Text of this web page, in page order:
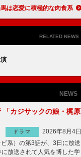
春馬は恋愛に積極的な肉食系？
RELATED NEWS
NEWS
「カジサックの娘・梶原
ドラマ
2026年8月4日
系）の第3話が、3日に放送
放送されて人気を博した学